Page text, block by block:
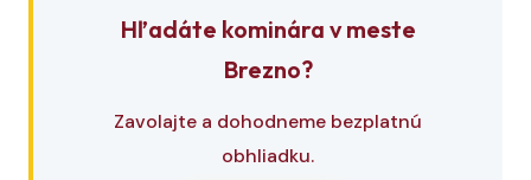
Hľadáte kominára v meste
Brezno?
Zavolajte a dohodneme bezplatnú
obhliadku.